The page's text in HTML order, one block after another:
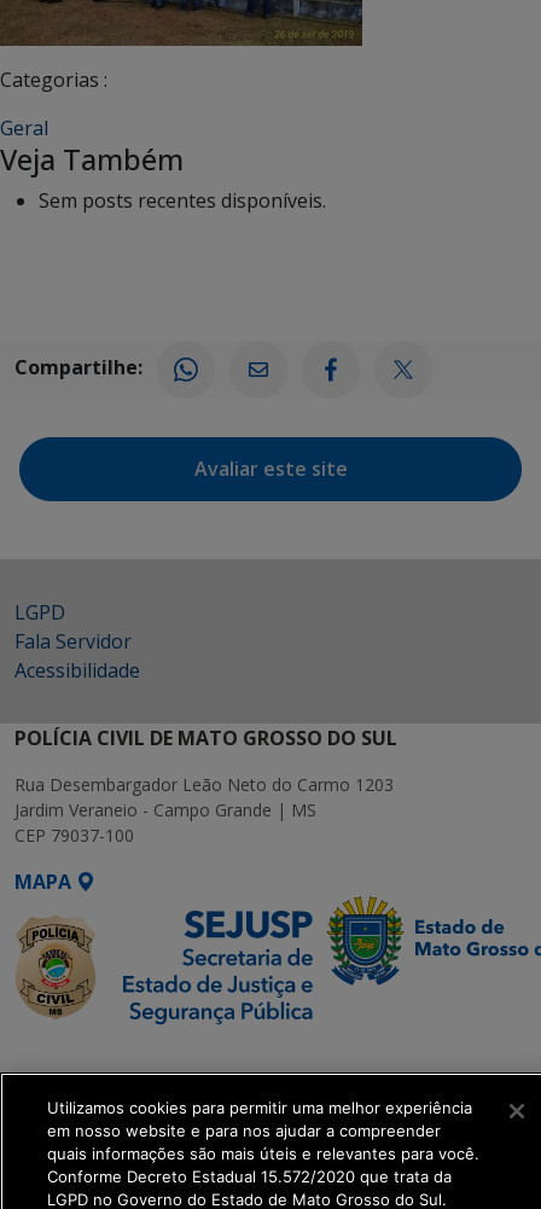
Categorias :
Geral
Veja Também
Sem posts recentes disponíveis.
Compartilhe:
Avaliar este site
LGPD
Fala Servidor
Acessibilidade
POLÍCIA CIVIL DE MATO GROSSO DO SUL
Rua Desembargador Leão Neto do Carmo 1203
Jardim Veraneio - Campo Grande | MS
CEP 79037-100
MAPA
Executiva de
Transformação Digital
get_footer();
Utilizamos cookies para permitir uma melhor experiência
em nosso website e para nos ajudar a compreender
quais informações são mais úteis e relevantes para você.
Conforme Decreto Estadual 15.572/2020 que trata da
LGPD no Governo do Estado de Mato Grosso do Sul.